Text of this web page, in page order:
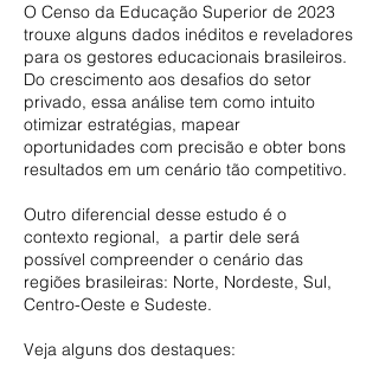
O Censo da Educação Superior de 2023
trouxe alguns dados inéditos e reveladores
para os gestores educacionais brasileiros.
Do crescimento aos desafios do setor
privado, essa análise tem como intuito
otimizar estratégias, mapear
oportunidades com precisão e obter bons
resultados em um cenário tão competitivo.
Outro diferencial desse estudo é o
contexto regional, a partir dele será
possível compreender o cenário das
regiões brasileiras: Norte, Nordeste, Sul,
Centro-Oeste e Sudeste.
Veja alguns dos destaques: